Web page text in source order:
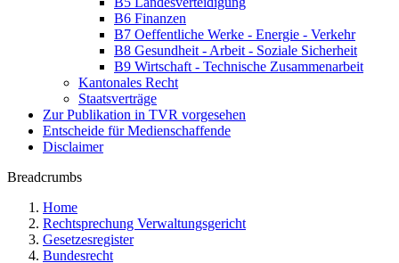
B6 Finanzen
B7 Oeffentliche Werke - Energie - Verkehr
B8 Gesundheit - Arbeit - Soziale Sicherheit
B9 Wirtschaft - Technische Zusammenarbeit
Kantonales Recht
Staatsverträge
Zur Publikation in TVR vorgesehen
Entscheide für Medienschaffende
Disclaimer
Breadcrumbs
Home
Rechtsprechung Verwaltungsgericht
Gesetzesregister
Bundesrecht